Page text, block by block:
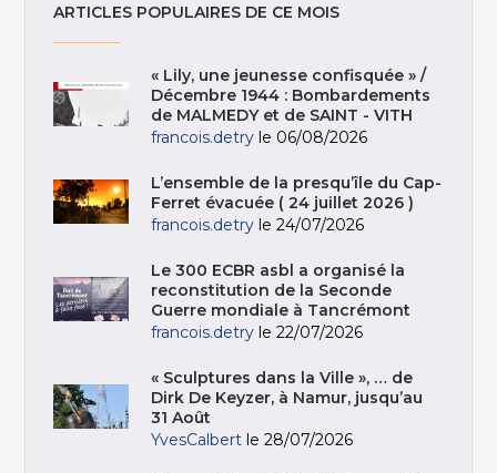
ARTICLES POPULAIRES DE CE MOIS
« Lily, une jeunesse confisquée » /
Décembre 1944 : Bombardements
de MALMEDY et de SAINT - VITH
francois.detry le 06/08/2026
L’ensemble de la presqu’île du Cap-
Ferret évacuée ( 24 juillet 2026 )
francois.detry le 24/07/2026
Le 300 ECBR asbl a organisé la
reconstitution de la Seconde
Guerre mondiale à Tancrémont
francois.detry le 22/07/2026
« Sculptures dans la Ville », … de
Dirk De Keyzer, à Namur, jusqu’au
31 Août
YvesCalbert le 28/07/2026